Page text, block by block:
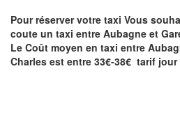
Pour réserver votre taxi Vous
coute un taxi entre Aubagne et
Le Coût moyen en taxi entre
Charles est entre 33€-38€ tarif